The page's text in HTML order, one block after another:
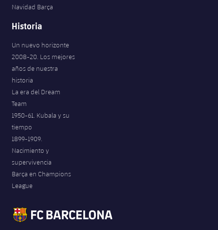
Navidad Barça
Historia
Un nuevo horizonte
2008-20. Los mejores
años de nuestra
historia
La era del Dream
Team
1950-61. Kubala y su
tiempo
1899-1909.
Nacimiento y
supervivencia
Barça en Champions
League